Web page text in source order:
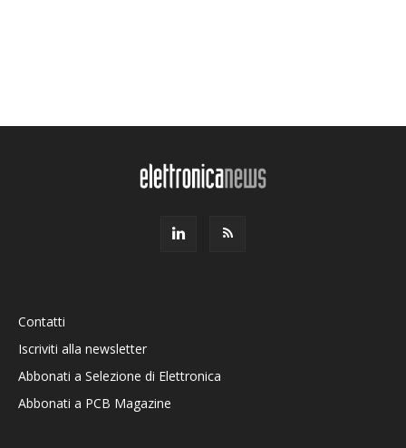
Contatti
Iscriviti alla newsletter
Abbonati a Selezione di Elettronica
Abbonati a PCB Magazine